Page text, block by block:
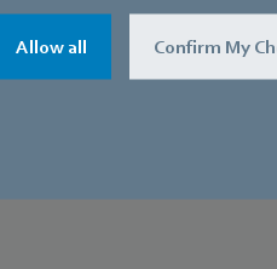
Allow all Confirm My